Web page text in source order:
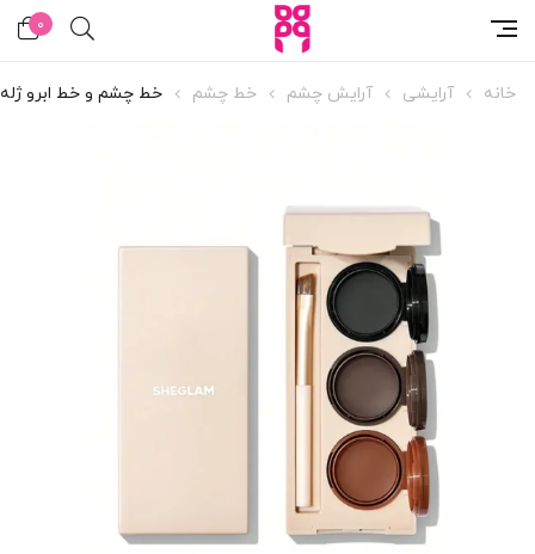
0
خانه آرایشی آرایش چشم خط چشم خط چشم و خط ابرو